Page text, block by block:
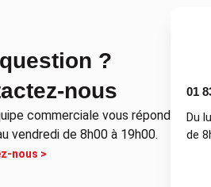
?
nous
commerciale vous répond
vendredi de 8h00 à 19h00.
nous >
01
Du
de